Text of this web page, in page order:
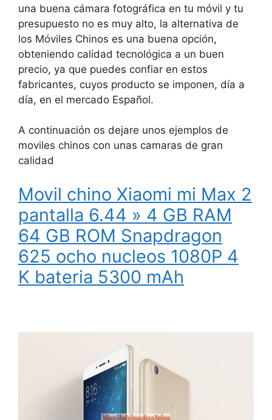
una buena cámara fotográfica en tu móvil y tu
presupuesto no es muy alto, la alternativa de
los Móviles Chinos es una buena opción,
obteniendo calidad tecnológica a un buen
precio, ya que puedes confiar en estos
fabricantes, cuyos producto se imponen, día a
día, en el mercado Español.
A continuación os dejare unos ejemplos de
moviles chinos con unas camaras de gran
calidad
Movil chino Xiaomi mi Max 2
pantalla 6.44 » 4 GB RAM
64 GB ROM Snapdragon
625 ocho nucleos 1080P 4
K bateria 5300 mAh